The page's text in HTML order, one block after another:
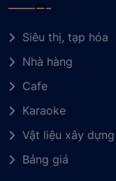
Siêu thị, tạp hóa
Nhà hàng
Cafe
Karaoke
Vật liệu xây dựng
Bảng giá